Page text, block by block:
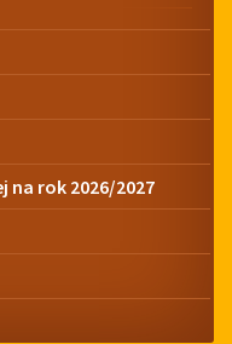
na rok 2026/2027